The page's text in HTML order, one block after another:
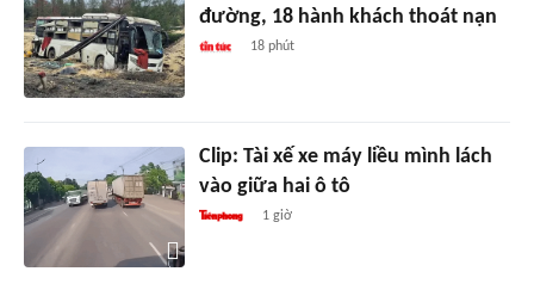
đường, 18 hành khách thoát nạn
18 phút
Clip: Tài xế xe máy liều mình lách
vào giữa hai ô tô
1 giờ